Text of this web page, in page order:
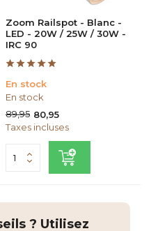
Zoom Railspot - Blanc -
LED - 20W / 25W / 30W -
IRC 90
En stock
En stock
89,95 80,95
Taxes incluses
? Utilisez